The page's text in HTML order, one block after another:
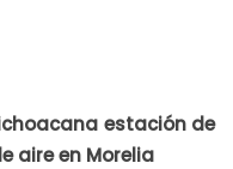
estación de
aire en Morelia